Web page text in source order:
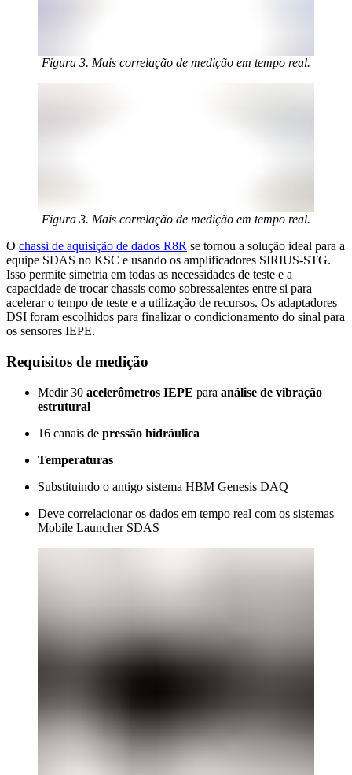
Figura 3. Mais correlação de medição em tempo real.
Figura 3. Mais correlação de medição em tempo real.
O chassi de aquisição de dados R8R se tornou a solução ideal para a
equipe SDAS no KSC e usando os amplificadores SIRIUS-STG.
Isso permite simetria em todas as necessidades de teste e a
capacidade de trocar chassis como sobressalentes entre si para
acelerar o tempo de teste e a utilização de recursos. Os adaptadores
DSI foram escolhidos para finalizar o condicionamento do sinal para
os sensores IEPE.
Requisitos de medição
Medir 30 acelerômetros IEPE para análise de vibração
estrutural
16 canais de pressão hidráulica
Temperaturas
Substituindo o antigo sistema HBM Genesis DAQ
Deve correlacionar os dados em tempo real com os sistemas
Mobile Launcher SDAS